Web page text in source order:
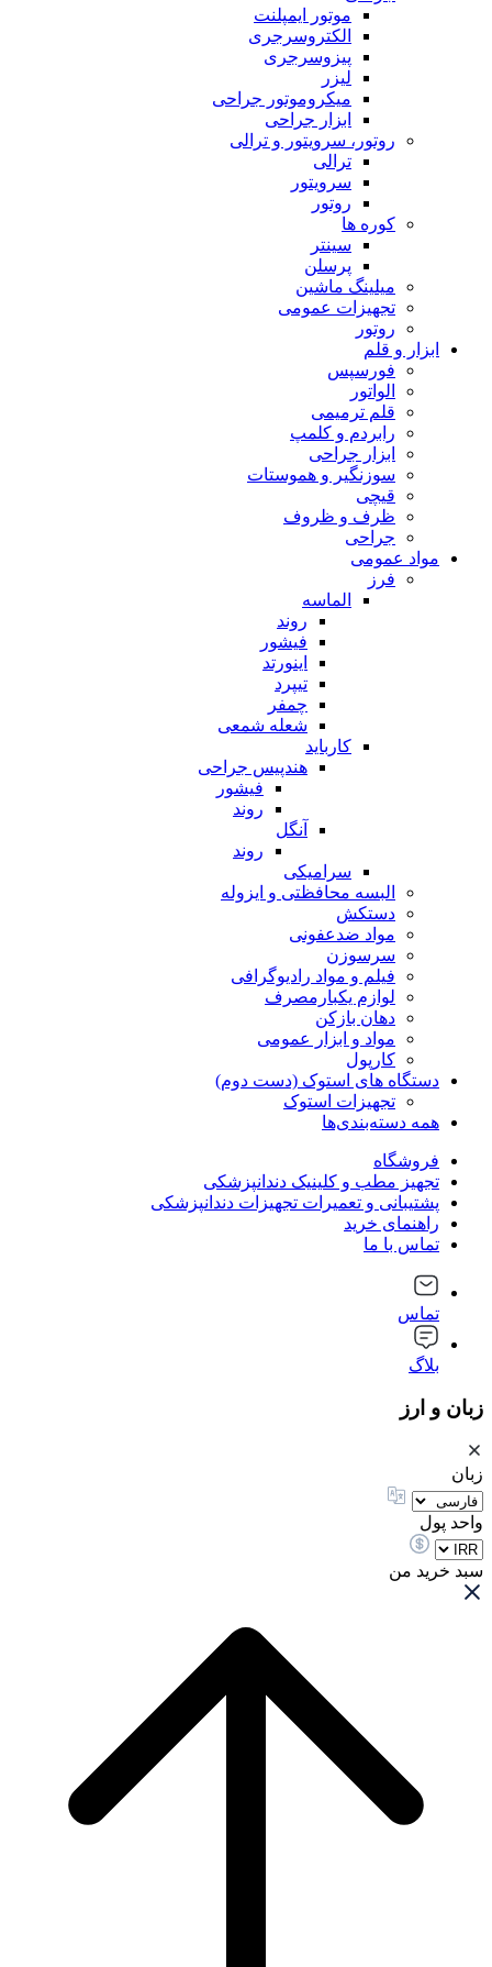
موتور ایمپلنت
الکتروسرجری
پیزوسرجری
لیزر
میکروموتور جراحی
ابزار جراحی
روتور، سرویتور و ترالی
ترالی
سرویتور
روتور
کوره ها
سینتر
پرسلن
میلینگ ماشین
تجهیزات عمومی
روتور
ابزار و قلم
فورسپس
الواتور
قلم ترمیمی
رابردم و کلمپ
ابزار جراحی
سوزنگیر و هموستات
قیچی
ظرف و ظروف
جراحی
مواد عمومی
فرز
الماسه
روند
فیشور
اینورتد
تیپرد
چمفر
شعله شمعی
کارباید
هندپیس جراحی
فیشور
روند
آنگل
روند
سرامیکی
البسه محافظتی و ایزوله
دستکش
مواد ضدعفونی
سرسوزن
فیلم و مواد رادیوگرافی
لوازم یکبارمصرف
دهان بازکن
مواد و ابزار عمومی
کارپول
دستگاه های استوک (دست دوم)
تجهیزات استوک
همه دسته‌بندی‌ها
فروشگاه
تجهیز مطب و کلینیک دندانپزشکی
پشتیبانی و تعمیرات تجهیزات دندانپزشکی
راهنمای خرید
تماس با ما
تماس
بلاگ
زبان و ارز
زبان
واحد پول
سبد خرید من